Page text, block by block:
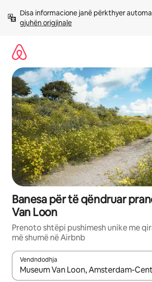
përmbajtja
Disa informacione janë përkthyer
gjuhën origjinale
Banesa për të qëndruar
Van Loon
Prenoto shtëpi pushimesh unike me
më shumë në Airbnb
Vendndodhja
Kur rezultatet të jenë të disponueshme,